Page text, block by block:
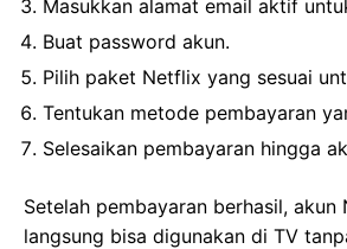
Masukkan alamat email aktif
Buat password akun.
Pilih paket Netflix yang sesuai
Tentukan metode pembayaran
Selesaikan pembayaran hingga
Setelah pembayaran berhasil, akun
langsung bisa digunakan di TV